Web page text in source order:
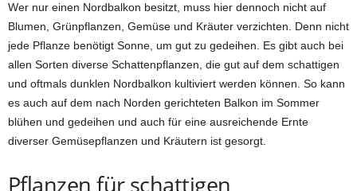
Wer nur einen Nordbalkon besitzt, muss hier dennoch nicht auf
Blumen, Grünpflanzen, Gemüse und Kräuter verzichten. Denn nicht
jede Pflanze benötigt Sonne, um gut zu gedeihen. Es gibt auch bei
allen Sorten diverse Schattenpflanzen, die gut auf dem schattigen
und oftmals dunklen Nordbalkon kultiviert werden können. So kann
es auch auf dem nach Norden gerichteten Balkon im Sommer
blühen und gedeihen und auch für eine ausreichende Ernte
diverser Gemüsepflanzen und Kräutern ist gesorgt.
Pflanzen für schattigen